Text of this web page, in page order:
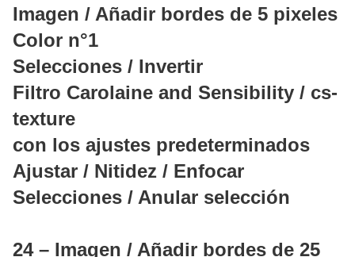
Imagen / Añadir bordes de 5 pixeles
Color n°1
Selecciones / Invertir
Filtro Carolaine and Sensibility / cs-
texture
con los ajustes predeterminados
Ajustar / Nitidez / Enfocar
Selecciones / Anular selección
24 – Imagen / Añadir bordes de 25